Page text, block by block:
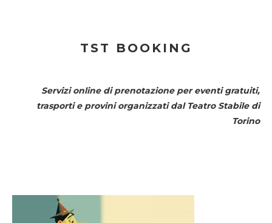
TST BOOKING
Servizi online di prenotazione per eventi gratuiti,
trasporti e provini organizzati dal Teatro Stabile di
Torino